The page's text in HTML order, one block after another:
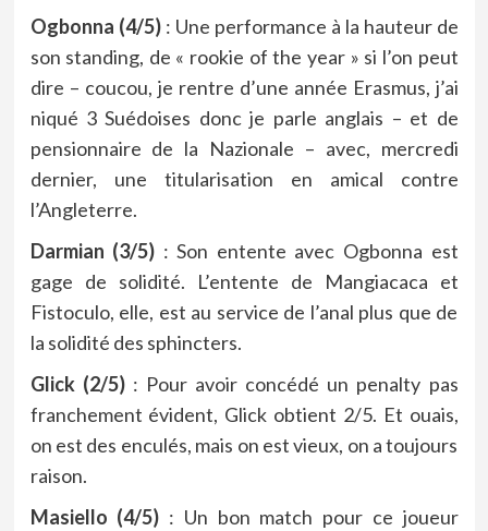
Ogbonna (4/5) : Une performance à la hauteur de
son standing, de « rookie of the year » si l’on peut
dire – coucou, je rentre d’une année Erasmus, j’ai
niqué 3 Suédoises donc je parle anglais – et de
pensionnaire de la Nazionale – avec, mercredi
dernier, une titularisation en amical contre
l’Angleterre.
Darmian (3/5) : Son entente avec Ogbonna est
gage de solidité. L’entente de Mangiacaca et
Fistoculo, elle, est au service de l’anal plus que de
la solidité des sphincters.
Glick (2/5) : Pour avoir concédé un penalty pas
franchement évident, Glick obtient 2/5. Et ouais,
on est des enculés, mais on est vieux, on a toujours
raison.
Masiello (4/5) : Un bon match pour ce joueur